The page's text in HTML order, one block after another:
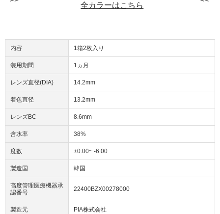
全カラーはこちら
内容 1箱2枚入り
装用期間 1ヵ月
レンズ直径(DIA) 14.2mm
着色直径 13.2mm
レンズBC 8.6mm
含水率 38%
度数 ±0.00~ -6.00
製造国 韓国
高度管理医療機器承
認番号
22400BZX00278000
製造元 PIA株式会社